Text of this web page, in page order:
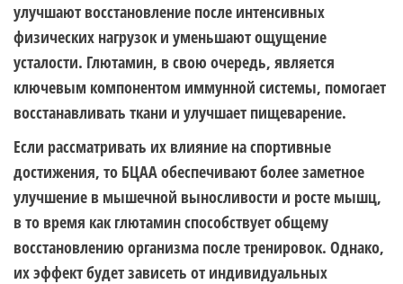
улучшают восстановление после интенсивных
физических нагрузок и уменьшают ощущение
усталости. Глютамин, в свою очередь, является
ключевым компонентом иммунной системы, помогает
восстанавливать ткани и улучшает пищеварение.
Если рассматривать их влияние на спортивные
достижения, то БЦАА обеспечивают более заметное
улучшение в мышечной выносливости и росте мышц,
в то время как глютамин способствует общему
восстановлению организма после тренировок. Однако,
их эффект будет зависеть от индивидуальных